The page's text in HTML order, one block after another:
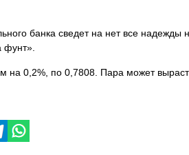
банка сведет на нет все надежды
фунт».
на 0,2%, по 0,7808. Пара может